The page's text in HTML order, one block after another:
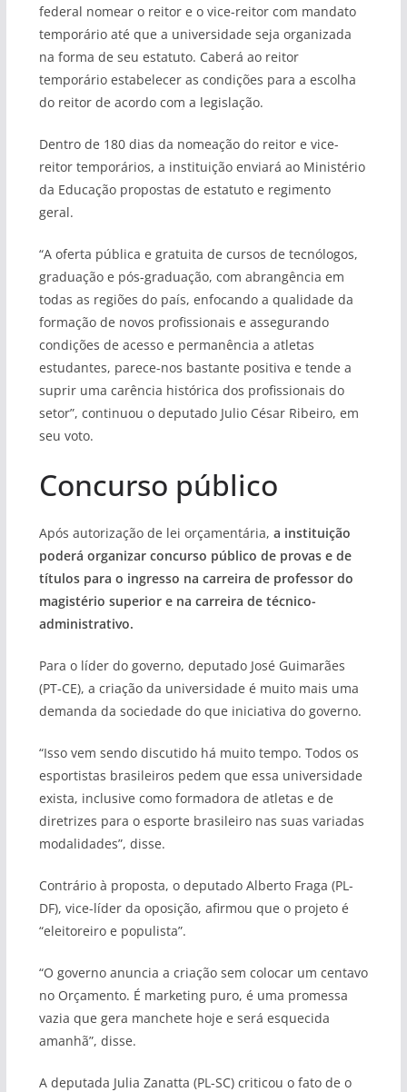
federal nomear o reitor e o vice-reitor com mandato
temporário até que a universidade seja organizada
na forma de seu estatuto. Caberá ao reitor
temporário estabelecer as condições para a escolha
do reitor de acordo com a legislação.
Dentro de 180 dias da nomeação do reitor e vice-
reitor temporários, a instituição enviará ao Ministério
da Educação propostas de estatuto e regimento
geral.
“A oferta pública e gratuita de cursos de tecnólogos,
graduação e pós-graduação, com abrangência em
todas as regiões do país, enfocando a qualidade da
formação de novos profissionais e assegurando
condições de acesso e permanência a atletas
estudantes, parece-nos bastante positiva e tende a
suprir uma carência histórica dos profissionais do
setor”, continuou o deputado Julio César Ribeiro, em
seu voto.
Concurso público
Após autorização de lei orçamentária, a instituição
poderá organizar concurso público de provas e de
títulos para o ingresso na carreira de professor do
magistério superior e na carreira de técnico-
administrativo.
Para o líder do governo, deputado José Guimarães
(PT-CE), a criação da universidade é muito mais uma
demanda da sociedade do que iniciativa do governo.
“Isso vem sendo discutido há muito tempo. Todos os
esportistas brasileiros pedem que essa universidade
exista, inclusive como formadora de atletas e de
diretrizes para o esporte brasileiro nas suas variadas
modalidades”, disse.
Contrário à proposta, o deputado Alberto Fraga (PL-
DF), vice-líder da oposição, afirmou que o projeto é
“eleitoreiro e populista”.
“O governo anuncia a criação sem colocar um centavo
no Orçamento. É marketing puro, é uma promessa
vazia que gera manchete hoje e será esquecida
amanhã”, disse.
A deputada Julia Zanatta (PL-SC) criticou o fato de o